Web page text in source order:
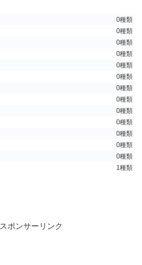
0種類
0種類
0種類
0種類
0種類
0種類
0種類
0種類
0種類
0種類
0種類
0種類
0種類
1種類
スポンサーリンク